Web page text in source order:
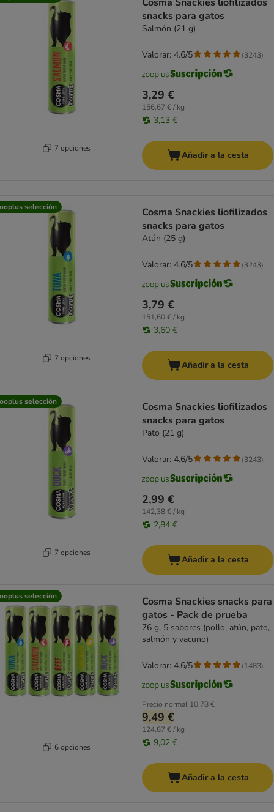
7 opciones
snacks para gatos
Salmón (21 g)
3,29 €
156,67 € / kg
3,13 €
Valorar: 4.6/5 (3243)
Añadir a la cesta
selección
7 opciones
Cosma Snackies liofilizados
snacks para gatos
Atún (25 g)
3,79 €
151,60 € / kg
3,60 €
Valorar: 4.6/5 (3243)
Añadir a la cesta
selección
7 opciones
Cosma Snackies liofilizados
snacks para gatos
Pato (21 g)
2,99 €
142,38 € / kg
2,84 €
Valorar: 4.6/5 (3243)
Añadir a la cesta
selección
6 opciones
Cosma Snackies snacks para
gatos - Pack de prueba
76 g, 5 sabores (pollo, atún, pato,
salmón y vacuno)
Precio normal 10,78 €
9,49 €
124,87 € / kg
9,02 €
Valorar: 4.6/5 (1483)
Añadir a la cesta